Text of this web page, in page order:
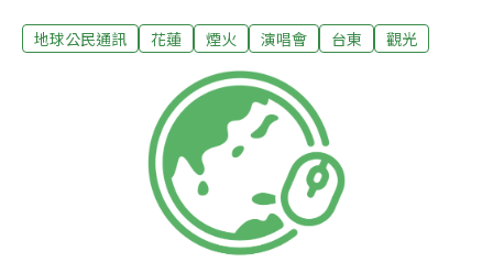
年、14屆。但隨著電視頻道的直播，攝影機的視角縱使高
現場主持人宣布的人數相差甚遠。真的有觀光客會為了嘉
年華來嗎？曾獲邀演出的知名樂團主唱私下透露，縱使樂
團的Facebook粉絲專頁破十萬人，會專程來觀看這種節慶
式演出的死忠歌迷，大概也只有數十人，真正的歌迷想看
的是一場專門演唱會，而不是只有不到40分鐘的演出。今
年的嘉年華，是在尼伯特颱風來襲，造成台東嚴重災情，
全台放假的那個夜晚開幕，最初颱風中心預警是對著花蓮
地球公民通訊 花蓮 煙火 演唱會 台東 觀光